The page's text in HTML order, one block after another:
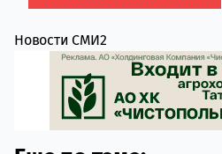
Новости СМИ2